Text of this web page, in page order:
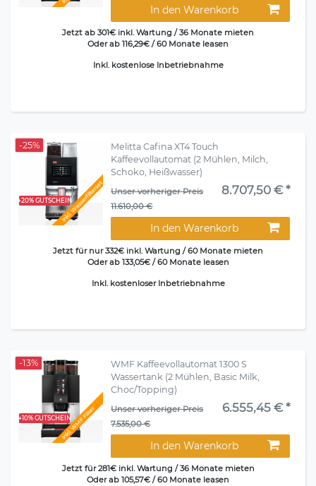
In den Warenkorb
Jetzt ab 301€ inkl. Wartung / 36 Monate mieten
Oder ab 116,29€ / 60 Monate leasen
Inkl. kostenlose Inbetriebnahme
Inkl. Wasserfilterset
+20% GUTSCHEIN
-25%
Melitta Cafina XT4 Touch
Kaffeevollautomat (2 Mühlen, Milch,
Schoko, Heißwasser)
Unser vorheriger Preis
11.610,00 €
8.707,50 € *
In den Warenkorb
Jetzt für nur 332€ inkl. Wartung / 60 Monate mieten
Oder ab 133,05€ / 60 Monate leasen
Inkl. kostenloser Inbetriebnahme
+10% GUTSCHEINInkl. WMF Filter
-13%
WMF Kaffeevollautomat 1300 S
Wassertank (2 Mühlen, Basic Milk,
Choc/Topping)
Unser vorheriger Preis
7.535,00 €
6.555,45 € *
In den Warenkorb
Jetzt für 281€ inkl. Wartung / 36 Monate mieten
Oder ab 105,57€ / 60 Monate leasen